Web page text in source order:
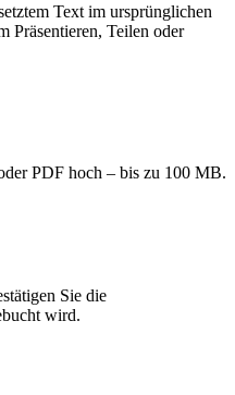
Text im ursprünglichen
Präsentieren, Teilen oder
PDF hoch – bis zu 100 MB.
Sie die
wird.